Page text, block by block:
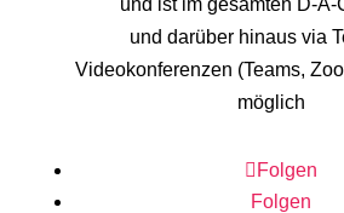
und ist im gesamten D-A-
und darüber hinaus via
Videokonferenzen (Teams,
möglich
Folgen
Folgen